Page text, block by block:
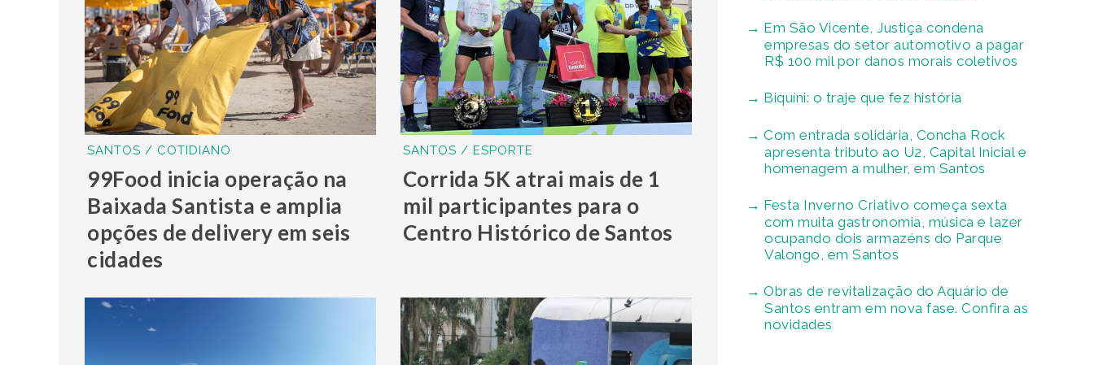
SANTOS / COTIDIANO
99Food inicia operação na
Baixada Santista e amplia
opções de delivery em seis
cidades
SANTOS / ESPORTE
Corrida 5K atrai mais de 1
mil participantes para o
Centro Histórico de Santos
Em São Vicente, Justiça condena
empresas do setor automotivo a pagar
R$ 100 mil por danos morais coletivos
Biquíni: o traje que fez história
Com entrada solidária, Concha Rock
apresenta tributo ao U2, Capital Inicial e
homenagem a mulher, em Santos
Festa Inverno Criativo começa sexta
com muita gastronomia, música e lazer
ocupando dois armazéns do Parque
Valongo, em Santos
Obras de revitalização do Aquário de
Santos entram em nova fase. Confira as
novidades